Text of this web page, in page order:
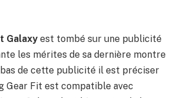
Galaxy est tombé sur une publicité
les mérites de sa dernière montre
bas de cette publicité il est préciser
Gear Fit est compatible avec